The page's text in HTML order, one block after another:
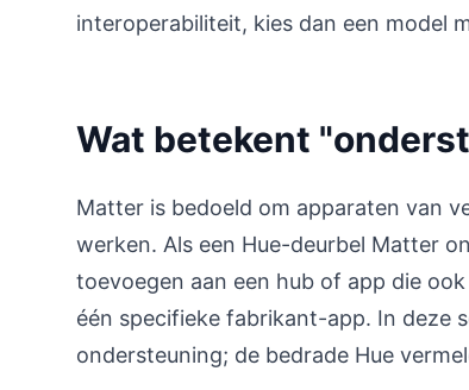
interoperabiliteit, kies dan een model
Wat betekent
Matter is bedoeld om apparaten van
werken. Als een Hue-deurbel Matter
toevoegen aan een hub of app die
één specifieke fabrikant-app. In deze
ondersteuning; de bedrade Hue